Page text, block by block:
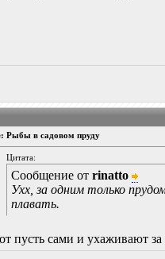
Рыбы в садовом пруду
Цитата:
Сообщение от rinatto
Ухх, за одним только
плавать.
пусть сами и ухаживают